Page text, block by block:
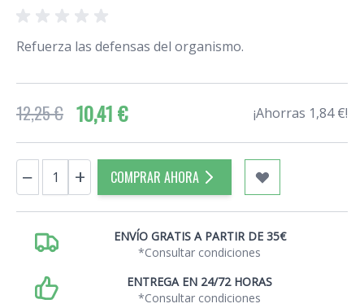
Refuerza las defensas del organismo.
12,25 € 10,41 € ¡Ahorras 1,84 €!
Cantidad
− + COMPRAR AHORA
ENVÍO GRATIS A PARTIR DE 35€
*Consultar condiciones
ENTREGA EN 24/72 HORAS
*Consultar condiciones